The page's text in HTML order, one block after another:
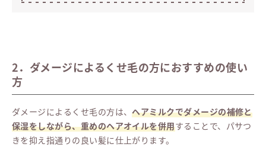
2．ダメージによるくせ毛の方におすすめの使い
方
ダメージによるくせ毛の方は、ヘアミルクでダメージの補修と
保湿をしながら、重めのヘアオイルを併用することで、パサつ
きを抑え指通りの良い髪に仕上がります。